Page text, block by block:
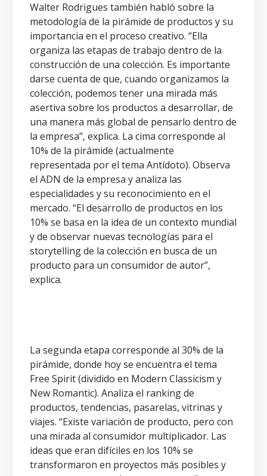
Walter Rodrigues también habló sobre la
metodología de la pirámide de productos y su
importancia en el proceso creativo. “Ella
organiza las etapas de trabajo dentro de la
construcción de una colección. Es importante
darse cuenta de que, cuando organizamos la
colección, podemos tener una mirada más
asertiva sobre los productos a desarrollar, de
una manera más global de pensarlo dentro de
la empresa”, explica. La cima corresponde al
10% de la pirámide (actualmente
representada por el tema Antídoto). Observa
el ADN de la empresa y analiza las
especialidades y su reconocimiento en el
mercado. “El desarrollo de productos en los
10% se basa en la idea de un contexto mundial
y de observar nuevas tecnologías para el
storytelling de la colección en busca de un
producto para un consumidor de autor”,
explica.
La segunda etapa corresponde al 30% de la
pirámide, donde hoy se encuentra el tema
Free Spirit (dividido en Modern Classicism y
New Romantic). Analiza el ranking de
productos, tendencias, pasarelas, vitrinas y
viajes. “Existe variación de producto, pero con
una mirada al consumidor multiplicador. Las
ideas que eran difíciles en los 10% se
transformaron en proyectos más posibles y